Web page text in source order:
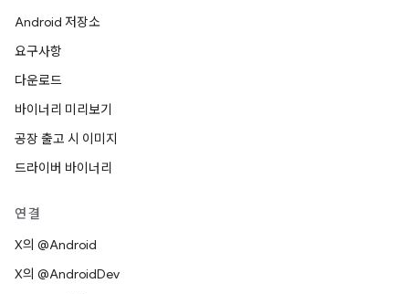
Android 저장소
요구사항
다운로드
바이너리 미리보기
공장 출고 시 이미지
드라이버 바이너리
연결
X의 @Android
X의 @AndroidDev